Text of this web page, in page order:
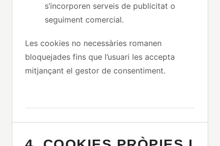
s’incorporen serveis de publicitat o
seguiment comercial.
Les cookies no necessàries romanen
bloquejades fins que l’usuari les accepta
mitjançant el gestor de consentiment.